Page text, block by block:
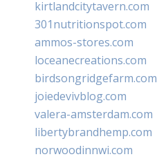
kirtlandcitytavern.com
301nutritionspot.com
ammos-stores.com
loceanecreations.com
birdsongridgefarm.com
joiedevivblog.com
valera-amsterdam.com
libertybrandhemp.com
norwoodinnwi.com